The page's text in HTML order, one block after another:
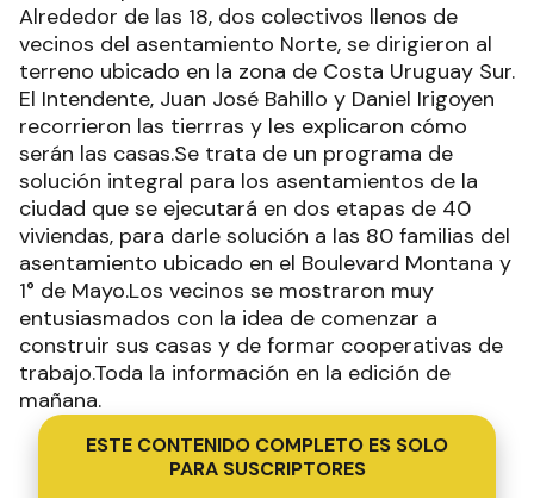
Alrededor de las 18, dos colectivos llenos de
vecinos del asentamiento Norte, se dirigieron al
terreno ubicado en la zona de Costa Uruguay Sur.
El Intendente, Juan José Bahillo y Daniel Irigoyen
recorrieron las tierrras y les explicaron cómo
serán las casas.Se trata de un programa de
solución integral para los asentamientos de la
ciudad que se ejecutará en dos etapas de 40
viviendas, para darle solución a las 80 familias del
asentamiento ubicado en el Boulevard Montana y
1° de Mayo.Los vecinos se mostraron muy
entusiasmados con la idea de comenzar a
construir sus casas y de formar cooperativas de
trabajo.Toda la información en la edición de
mañana.
ESTE CONTENIDO COMPLETO ES SOLO
PARA SUSCRIPTORES